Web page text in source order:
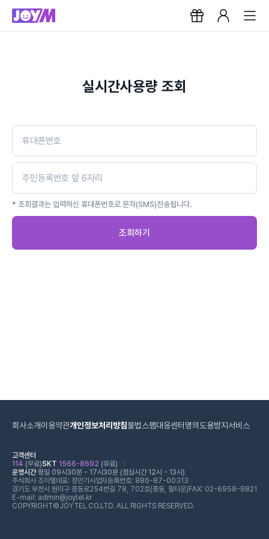
실시간사용량 조회
* 조회결과는 입력하신 휴대폰번호로 문자(SMS)전송됩니다.
조회하기
회사소개이용약관개인정보처리방침불법스팸대응센터 명의도용방지서비스
고객센터
114 (무료)SKT 1566-8692 (유료)
운영시간평일 09시30분 - 17시30분 (점심시간 12시 - 13시)
주식회사 조이텔대표: 정민기 사업자등록번호: 886-87-00313
경기도 부천시 원미구 중동로254번길 78, 702호(중동, 필타운) FAX: 02-6958-9821
E-mail: admin@joytel.kr
COPYRIGHT©JOYTEL CO.LTD. ALL RIGHTS RESERVED.